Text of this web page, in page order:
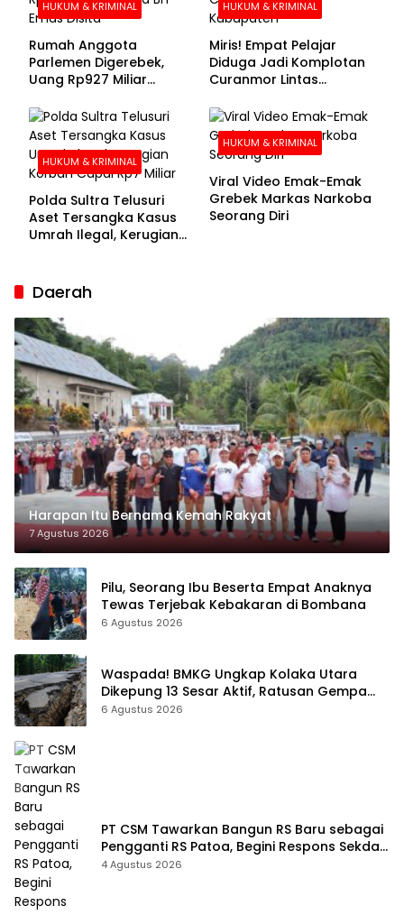
HUKUM & KRIMINAL
Rumah Anggota
Parlemen Digerebek,
Uang Rp927 Miliar
HUKUM & KRIMINAL
Miris! Empat Pelajar
Diduga Jadi Komplotan
Curanmor Lintas
HUKUM & KRIMINAL
Polda Sultra Telusuri
Aset Tersangka Kasus
Umrah Ilegal, Kerugian
HUKUM & KRIMINAL
Viral Video Emak-Emak
Grebek Markas Narkoba
Seorang Diri
Daerah
Harapan Itu Bernama Kemah Rakyat
7 Agustus 2026
Pilu, Seorang Ibu Beserta Empat Anaknya
Tewas Terjebak Kebakaran di Bombana
6 Agustus 2026
Waspada! BMKG Ungkap Kolaka Utara
Dikepung 13 Sesar Aktif, Ratusan Gempa
Sudah Terekam
6 Agustus 2026
PT CSM Tawarkan Bangun RS Baru sebagai
Pengganti RS Patoa, Begini Respons Sekda
Kolut
4 Agustus 2026